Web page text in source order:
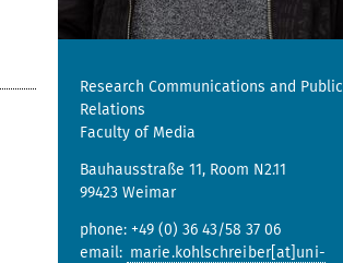
Research Communications and Public
Relations
Faculty of Media
Bauhausstraße 11, Room N2.11
99423 Weimar
phone: +49 (0) 36 43/58 37 06
email: marie.kohlschreiber[at]uni-